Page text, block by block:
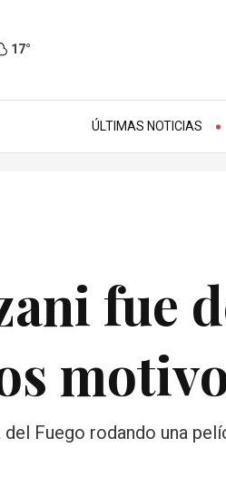
17°
ÚLTIMAS NOTICIAS
fue
Fuego rodando una